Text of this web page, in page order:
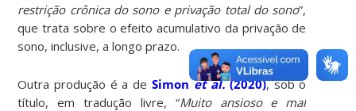
restrição crônica do sono e privação total do sono”,
que trata sobre o efeito acumulativo da privação de
sono, inclusive, a longo prazo.
Outra produção é a de Simonet al.(2020), sob o
título, em tradução livre, “Muito ansioso e mal